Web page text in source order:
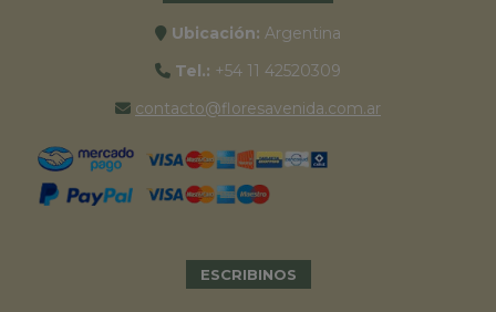
Ubicación: Argentina
Tel.: +54 11 42520309
contacto@floresavenida.com.ar
ESCRIBINOS